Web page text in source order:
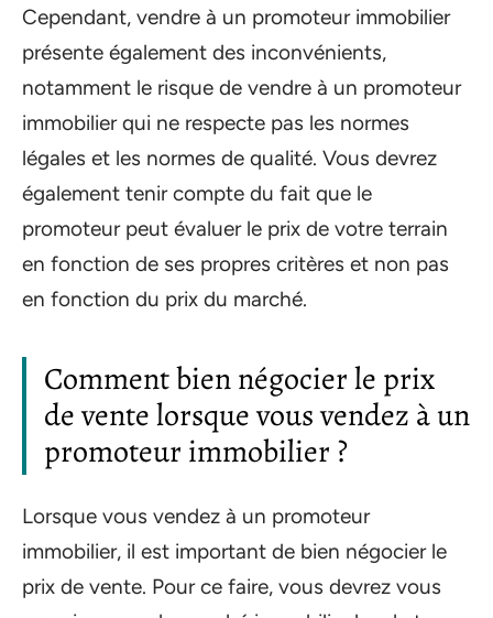
Cependant, vendre à un promoteur immobilier
présente également des inconvénients,
notamment le risque de vendre à un promoteur
immobilier qui ne respecte pas les normes
légales et les normes de qualité. Vous devrez
également tenir compte du fait que le
promoteur peut évaluer le prix de votre terrain
en fonction de ses propres critères et non pas
en fonction du prix du marché.
Comment bien négocier le prix
de vente lorsque vous vendez à un
promoteur immobilier ?
Lorsque vous vendez à un promoteur
immobilier, il est important de bien négocier le
prix de vente. Pour ce faire, vous devrez vous